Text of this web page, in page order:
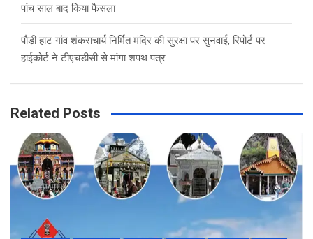
पांच साल बाद किया फैसला
पौड़ी हाट गांव शंकराचार्य निर्मित मंदिर की सुरक्षा पर सुनवाई, रिपोर्ट पर
हाईकोर्ट ने टीएचडीसी से मांगा शपथ पत्र
Related Posts